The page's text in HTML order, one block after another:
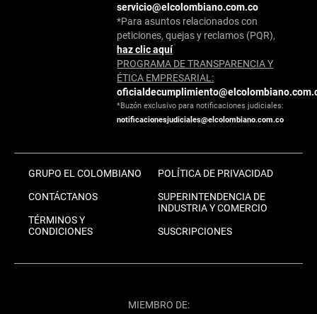
servicio@elcolombiano.com.co
*Para asuntos relacionados con
peticiones, quejas y reclamos (PQR),
haz clic aquí
PROGRAMA DE TRANSPARENCIA Y
ÉTICA EMPRESARIAL:
*Buzón exclusivo para notificaciones judiciales:
notificacionesjudiciales@elcolombiano.com.co
GRUPO EL COLOMBIANO
CONTÁCTANOS
TÉRMINOS Y
CONDICIONES
POLÍTICA DE PRIVACIDAD
SUPERINTENDENCIA DE
INDUSTRIA Y COMERCIO
SUSCRIPCIONES
MIEMBRO DE: